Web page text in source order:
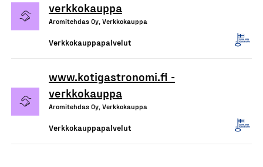
verkkokauppa
Aromitehdas Oy, Verkkokauppa
Verkkokauppapalvelut
www.kotigastronomi.fi -
verkkokauppa
Aromitehdas Oy, Verkkokauppa
Verkkokauppapalvelut